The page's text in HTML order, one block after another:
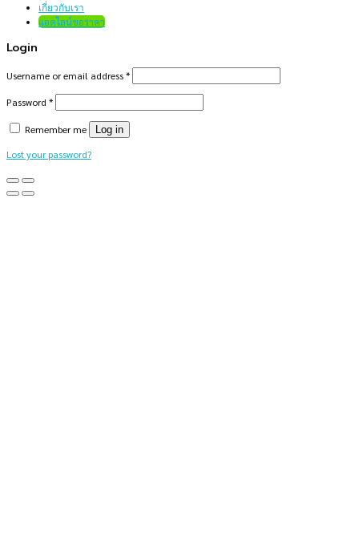
เกี่ยวกับเรา
แอดไลน์ขอราคา
Login
Username or email address*
Password *
Remember me Log in
Lost your password?